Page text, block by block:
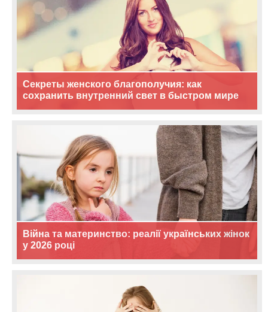
Секреты женского благополучия: как
сохранить внутренний свет в быстром мире
Війна та материнство: реалії українських жінок
у 2026 році